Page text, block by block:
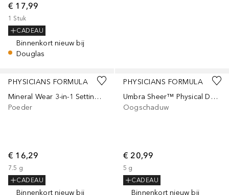
€ 17,99
1 Stuk
CADEAU
Binnenkort nieuw bij
Douglas
PHYSICIANS FORMULA
Mineral Wear 3-in-1 Setting Powder
Poeder
€ 16,29
7.5 g
CADEAU
Binnenkort nieuw bij
PHYSICIANS FORMULA
Umbra Sheer™ Physical Daily Defense SPF 30
Oogschaduw
€ 20,99
5 g
CADEAU
Binnenkort nieuw bij